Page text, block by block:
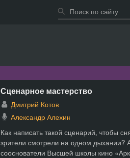
Сценарное мастерство
Дмитрий Котов
Александр Алехин
Как написать такой сценарий, чтобы
зрители смотрели на одном дыхании?
сооснователи Высшей школы кино